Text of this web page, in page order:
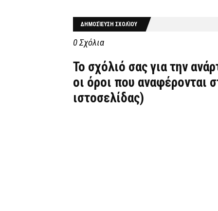
ΔΗΜΟΣΊΕΥΣΗ ΣΧΟΛΊΟΥ
0 Σχόλια
Το σχόλιό σας για την
οι όροι που αναφέρονται
ιστοσελίδας)